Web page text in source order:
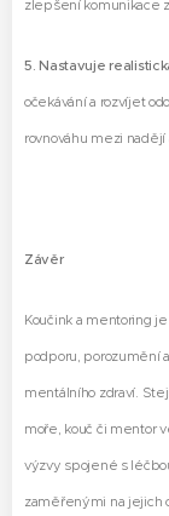
zlepšení komunikace
5. Nastavuje
očekávání a rozvíjet
rovnováhu mezi
Závěr
Koučink a mentoring
podporu, porozumění
mentálního zdraví.
moře, kouč či mentor
výzvy spojené s
zaměřenými na jejich